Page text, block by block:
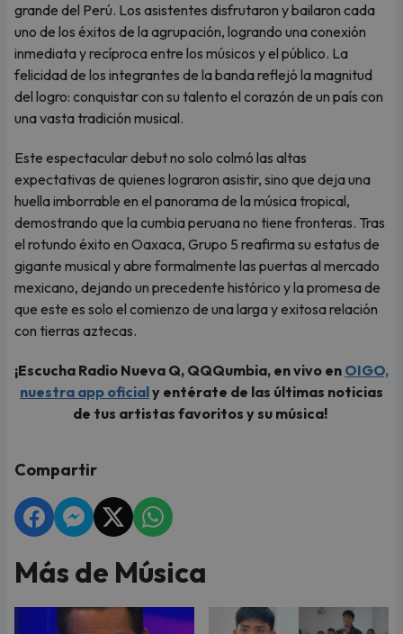
grande del Perú. Los asistentes disfrutaron y bailaron cada
uno de los éxitos de la agrupación, logrando una conexión
inmediata y recíproca entre los músicos y el público. La
felicidad de los integrantes de la banda reflejó la magnitud
del logro: conquistar con su talento el corazón de un país con
una vasta tradición musical.
Este espectacular debut no solo colmó las altas
expectativas de quienes lograron asistir, sino que deja una
huella imborrable en el panorama de la música tropical,
demostrando que la cumbia peruana no tiene fronteras. Tras
el rotundo éxito en Oaxaca, Grupo 5 reafirma su estatus de
gigante musical y abre formalmente las puertas al mercado
mexicano, dejando un precedente histórico y la promesa de
que este es solo el comienzo de una larga y exitosa relación
con tierras aztecas.
¡Escucha Radio Nueva Q, QQQumbia, en vivo en OIGO,
nuestra app oficialy entérate de las últimas noticias
de tus artistas favoritos y su música!
Compartir
Más de Música